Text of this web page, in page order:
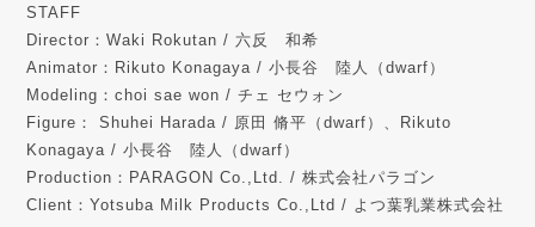
STAFF
Director：Waki Rokutan / 六反 和希
Animator：Rikuto Konagaya / 小長谷 陸人（dwarf）
Modeling：choi sae won / チェ セウォン
Figure： Shuhei Harada / 原田 脩平（dwarf）、Rikuto
Konagaya / 小長谷 陸人（dwarf）
Production：PARAGON Co.,Ltd. / 株式会社パラゴン
Client：Yotsuba Milk Products Co.,Ltd / よつ葉乳業株式会社